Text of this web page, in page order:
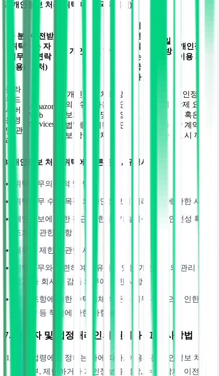
2. 개인정보 처리 위탁 내역(국외이전)
구 분
(위탁
업무
내용)
이전받
는 자
(연락
처)
개인정보 항목
전
되
는
국
가
이전 일
시 및 방
개인정보
이용 기간
클라
우드
서버
운영
및 관
리
Amazon
Web
Services
본 개인정보 처리방
침의 "수집하는 개인
정보의 항목 및 수집
방법"에 명시된 개인
정보 항목 일체
국
크를 통
해 전송
개인정보
삭제 요청
시 혹은 위
탁 계약 종
료 시 까지
3. 개인정보 처리 위탁에 따른 관리, 규정사항
위탁업무의 목적 및 범위
위탁업무 수행 목적 외 개인정보의 처리 금지에 관한 사항
개인정보에 대한 접근 제한 등 기술적·관리적 안전성 확보
조치에 관한 사항
재위탁 제한에 관한 사항
위탁업무와 관련하여 보유하고 있는 개인정보의 관리 현황
점검 등 회사의 감독 의무에 관한 사항
상기 조항에 대한 수탁업체의 준수 의무 위반으로 인한 손
해배상 등 책임에 관한 사항 등
7. 이용자 및 법정대리인의 권리와 그 행사방법
관련 법령에서 정하는 바에 따라, 이용자는 개인정보 처리
를 거부, 제한하거나 개인정보를 열람, 수정, 삭제, 이전할